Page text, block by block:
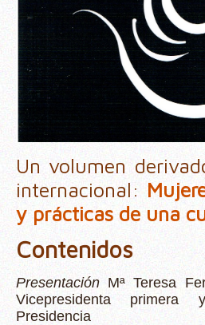
Un volumen
internacional:
y prácticas de una
Contenidos
Presentación Mª Teresa
Vicepresidenta
Presidencia